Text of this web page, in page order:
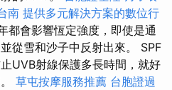
南 提供多元解決方案的數位行
都會影響恆定強度，即使是通
從雪和沙子中反射出來。 SPF
UVB射線保護多長時間，就好
草屯按摩服務推薦 台胞證過